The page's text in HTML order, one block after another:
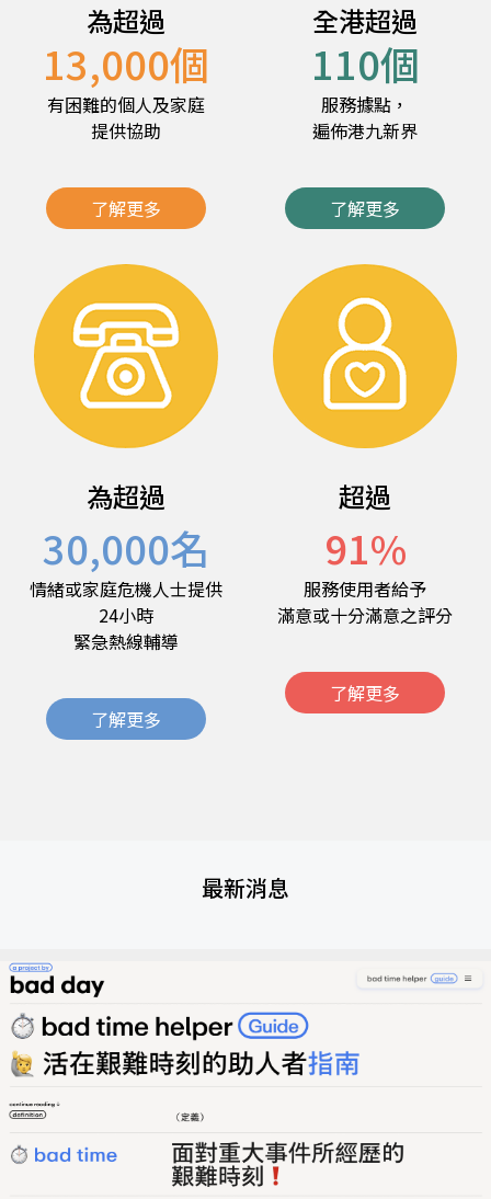
為超過
13,000個
有困難的個人及家庭
提供協助
了解更多
全港超過
110個
服務據點，
遍佈港九新界
了解更多
為超過
30,000名
情緒或家庭危機人士提供
24小時
緊急熱線輔導
了解更多
超過
91%
服務使用者給予
滿意或十分滿意之評分
了解更多
最新消息